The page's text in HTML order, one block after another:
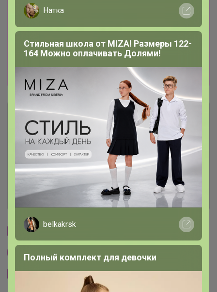
В закупке традиционно выбираю 10
счастливчиков, которые в дополнение к
своему заказу получают кофе на пробу! В
этот раз это Гвальвадор Эль-Чоколате, будет
10 призов по 100гр! Irina240388 (В) Кабрина
Надюшка М ( В) ИринаУ ( В) nikita1995(В)
Описание
Условия участия
Ключевые даты
История проведённых выкупов
Cтраничка организатора
Другие СП организатора Бонифаций
Сайт закупки
Натка
Стильная школа от MIZA! Размеры 122-
164 Можно оплачивать Долями!
belkakrsk
Полный комплект для девочки